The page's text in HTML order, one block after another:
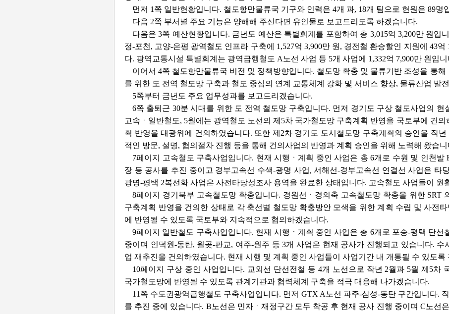
먼저 1쪽 일반현황입니다. 철도항만물류국 기구와 인력은 4개 과, 18개 팀으로 현원은 89명
다음 2쪽 부서별 주요 기능은 양해해 주신다면 유인물로 보고드리도록 하겠습니다.
다음은 3쪽 예산현황입니다. 금년도 예산은 특별회계를 포함하여 총 3,015억 3,200만 원
정-포천, 고양-은평 광역철도 인프라 구축에 1,527억 3,900만 원, 경전철 환승할인 지원에 43
다. 광역교통시설 특별회계는 광역급행철도 A노선 사업 등 5개 사업에 1,332억 7,900만 원입니
이어서 4쪽 철도항만물류국 비전 및 정책방향입니다. 철도망 확충 및 물류기반 조성을 통
를 위한 도 전역 철도망 구축과 철도 중심의 연계 교통체계 강화 및 서비스 향상, 물류산업 발
5쪽부터 금년도 주요 업무성과를 보고드리겠습니다.
6쪽 출퇴근 30분 시대를 위한 도 전역 철도망 구축입니다. 먼저 경기도 구상 철도사업의
고속ㆍ일반철도, 5월에는 광역철도 노선의 제5차 국가철도망 구축계획 반영을 국토부에 건
획 반영을 대광위에 건의하였습니다. 또한 제2차 경기도 도시철도망 구축계획의 승인을 작
적인 방문, 설명, 협의절차 진행 등을 통해 건의사업의 반영과 계획 승인을 위해 노력해 왔습니
7페이지 고속철도 구축사업입니다. 현재 시행ㆍ계획 중인 사업은 총 6개로 수원 및 인천
장 등 공사를 추진 중이고 경부고속선 수색-광명 사업, 서해선-경부고속선 연결선 사업은 타
광명-평택 2복선화 사업은 사전타당성조사 용역을 완료한 상태입니다. 고속철도 사업들이
8페이지 경기북부 고속철도망 확충입니다. 경원선ㆍ경의축 고속철도망 확충을 위한
구축계획 반영을 건의한 상태로 각 축선별 철도망 확충방안 모색을 위한 계획 수립 및 사전
에 반영될 수 있도록 국토부와 지속적으로 협의하겠습니다.
9페이지 일반철도 구축사업입니다. 현재 시행ㆍ계획 중인 사업은 총 6개로 포승-평택 단
중이며 인덕원-동탄, 월곶-판교, 여주-원주 등 3개 사업은 현재 공사가 진행되고 있습니다.
업 재추진을 건의하였습니다. 현재 시행 및 계획 중인 사업들이 사업기간 내 개통될 수 있도
10페이지 구상 중인 사업입니다. 교외선 단선전철 등 4개 노선으로 작년 2월과 5월 제5차
국가철도망에 반영될 수 있도록 관계기관과 협력체계 구축을 적극 대응해 나가겠습니다.
11쪽 수도권광역급행철도 구축사업입니다. 먼저 GTX A노선 파주-삼성-동탄 구간입니다.
를 추진 중에 있습니다. B노선은 민자ㆍ재정구간 모두 착공 후 현재 공사 진행 중이며 C노선